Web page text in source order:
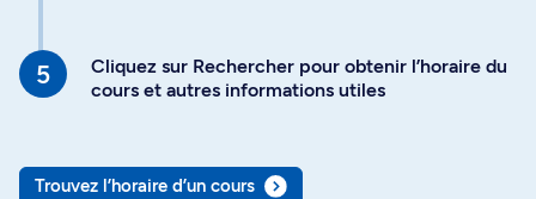
Cliquez sur Rechercher pour obtenir l’horaire du
cours et autres informations utiles
Trouvez l’horaire d’un cours